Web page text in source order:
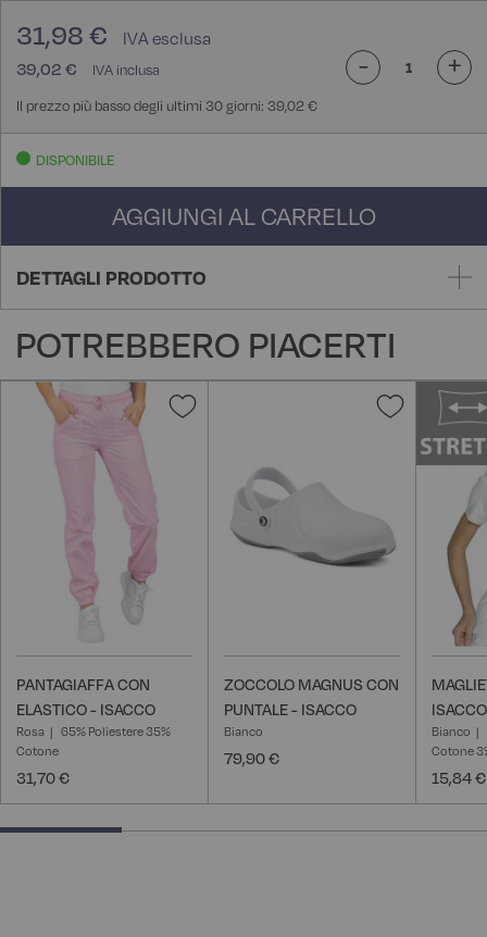
39,02 €
31,98 €
Il prezzo più basso degli ultimi 30 giorni: 39,02 €
- +
DISPONIBILE
AGGIUNGI AL CARRELLO
DETTAGLI PRODOTTO
POTREBBERO PIACERTI
Aggiungi
desideri
PANTAGIAFFA CON
ELASTICO - ISACCO
Rosa
65% Poliestere 35%
Cotone
31,70 €
Aggiungi
alla
lista
desideri
ZOCCOLO MAGNUS CON
PUNTALE - ISACCO
Bianco
79,90 €
ISACCO
Bianco
Cotone
15,84 €
25% completed